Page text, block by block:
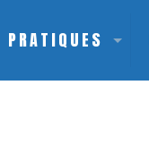
PRATIQUES